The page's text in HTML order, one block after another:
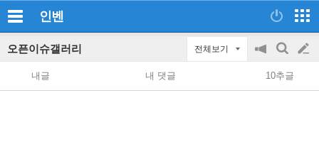
인벤
오픈이슈갤러리 전체보기
공
지
on/off
검
색
글
쓰
내글 내 댓글 10추글